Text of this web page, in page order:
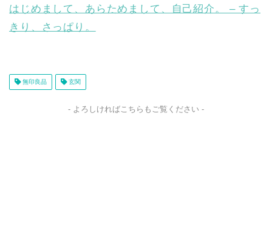
はじめまして、あらためまして、自己紹介。 – すっ
きり、さっぱり。
無印良品 玄関
- よろしければこちらもご覧ください -